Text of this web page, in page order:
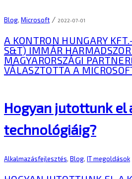
Blog, Microsoft / 2022-07-01
A KONTRON HUNGARY
S&T) IMMÁR
MAGYARORSZÁGI
VÁLASZTOTTA A
Hogyan jutottunk el
technológiáig?
Alkalmazásfejlesztés, Blog, IT megoldások